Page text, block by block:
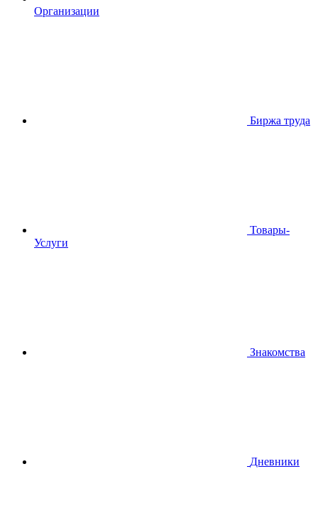
Организации
Биржа труда
Товары-
Услуги
Знакомства
Дневники